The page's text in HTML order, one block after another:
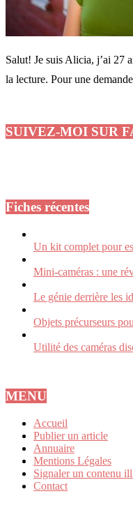
Salut! Je suis Alicia, j’ai 27
la lecture. Pour une
SUIVEZ-MOI SUR
Fiches récentes
Un kit complet pour
Mini-caméras : une
Le génie derrière les
Objets précurseurs
Utilité des caméras
MENU
Accueil
Publier un article
Annuaire
Mentions Légales
Signaler un contenu
Contact